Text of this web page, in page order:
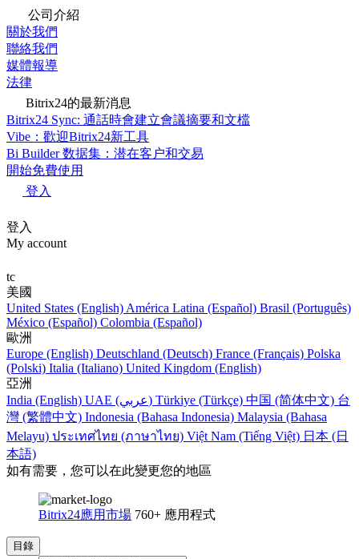
公司介紹
關於我們
聯絡我們
媒體報導
法律
Bitrix24的最新消息
Bitrix24 Sync: 通話時會建立會議摘要和文檔
Vibe：歡迎Bitrix24新工具
Bi Builder 数据集：潜在客户和交易
開始免費使用
登入
登入
My account
tc
美國
United States (English) América Latina (Español) Brasil (Português)
México (Español) Colombia (Español)
歐洲
Europe (English) Deutschland (Deutsch) France (Français) Polska
(Polski) Italia (Italiano) United Kingdom (English)
亞洲
India (English)
UAE (عربي) Türkiye (Türkçe) 中国 (简体中文) 台
灣 (繁體中文) Indonesia (Bahasa Indonesia) Malaysia (Bahasa
Melayu) ประเทศไทย (ภาษาไทย) Việt Nam (Tiếng Việt) 日本 (日
本語)
如有需要，您可以在此變更您的地區
Bitrix24應用市場 760+ 應用程式
目錄